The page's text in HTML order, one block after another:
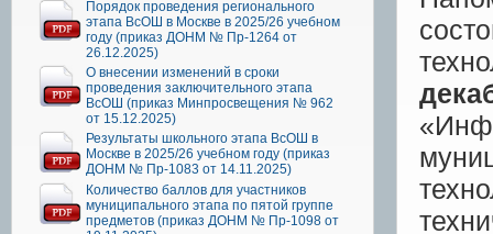
Порядок проведения регионального
этапа ВсОШ в Москве в 2025/26 учебном
году (приказ ДОНМ № Пр-1264 от
26.12.2025)
О внесении изменений в сроки
проведения заключительного этапа
ВсОШ (приказ Минпросвещения № 962
от 15.12.2025)
Результаты школьного этапа ВсОШ в
Москве в 2025/26 учебном году (приказ
ДОНМ № Пр-1083 от 14.11.2025)
Количество баллов для участников
муниципального этапа по пятой группе
предметов (приказ ДОНМ № Пр-1098 от